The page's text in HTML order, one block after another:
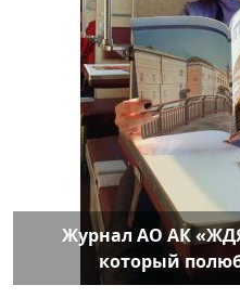
Журнал АО АК
который